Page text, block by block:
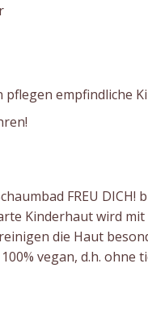
pflegen empfindliche
FREU
Kinderhaut wird
die Haut
vegan, d.h.